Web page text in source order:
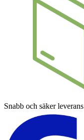
Snabb och säker leverans